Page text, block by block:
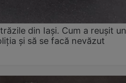
din Iași. Cum a reușit un
și să se facă nevăzut